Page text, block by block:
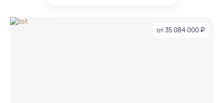
от 35 084 000 ₽